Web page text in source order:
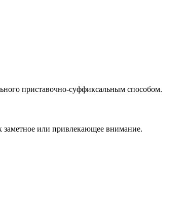
приставочно-суффиксальным способом.
заметное или привлекающее внимание.